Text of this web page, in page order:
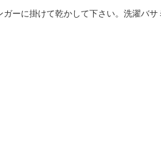
に掛けて乾かして下さい。洗濯バサ